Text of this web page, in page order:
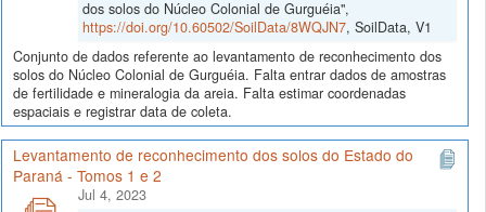
dos solos do Núcleo Colonial de Gurguéia",
https://doi.org/10.60502/SoilData/8WQJN7, SoilData, V1
Conjunto de dados referente ao levantamento de reconhecimento dos
solos do Núcleo Colonial de Gurguéia. Falta entrar dados de amostras
de fertilidade e mineralogia da areia. Falta estimar coordenadas
espaciais e registrar data de coleta.
Levantamento de reconhecimento dos solos do Estado do
Paraná - Tomos 1 e 2
Jul 4, 2023